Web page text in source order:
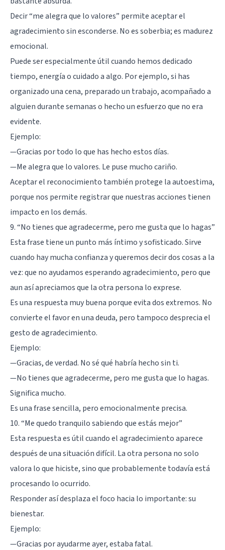
Decir “me alegra que lo valores” permite aceptar el
agradecimiento sin esconderse. No es soberbia; es madurez
emocional.
Puede ser especialmente útil cuando hemos dedicado
tiempo, energía o cuidado a algo. Por ejemplo, si has
organizado una cena, preparado un trabajo, acompañado a
alguien durante semanas o hecho un esfuerzo que no era
evidente.
Ejemplo:
—Gracias por todo lo que has hecho estos días.
—Me alegra que lo valores. Le puse mucho cariño.
Aceptar el reconocimiento también protege laautoestima,
porque nos permite registrar que nuestras acciones tienen
impacto en los demás.
9. “No tienes que agradecerme, pero me gusta que lo hagas”
Esta frase tiene un punto más íntimo y sofisticado. Sirve
cuando hay mucha confianza y queremos decir dos cosas a la
vez: que no ayudamos esperando agradecimiento, pero que
aun así apreciamos que la otra persona lo exprese.
Es una respuesta muy buena porque evita dos extremos. No
convierte el favor en una deuda, pero tampoco desprecia el
gesto de agradecimiento.
Ejemplo:
—Gracias, de verdad. No sé qué habría hecho sin ti.
—No tienes que agradecerme, pero me gusta que lo hagas.
Significa mucho.
Es una frase sencilla, pero emocionalmente precisa.
10. “Me quedo tranquilo sabiendo que estás mejor”
Esta respuesta es útil cuando el agradecimiento aparece
después de una situación difícil. La otra persona no solo
valora lo que hiciste, sino que probablemente todavía está
procesando lo ocurrido.
Responder así desplaza el foco hacia lo importante: su
bienestar.
Ejemplo:
—Gracias por ayudarme ayer, estaba fatal.